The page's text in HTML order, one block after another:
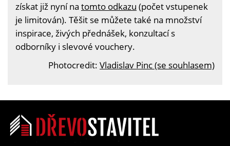
získat již nyní na tomto odkazu (počet vstupenek
je limitován). Těšit se můžete také na množství
inspirace, živých přednášek, konzultací s
odborníky i slevové vouchery.
Photocredit: Vladislav Pinc (se souhlasem)